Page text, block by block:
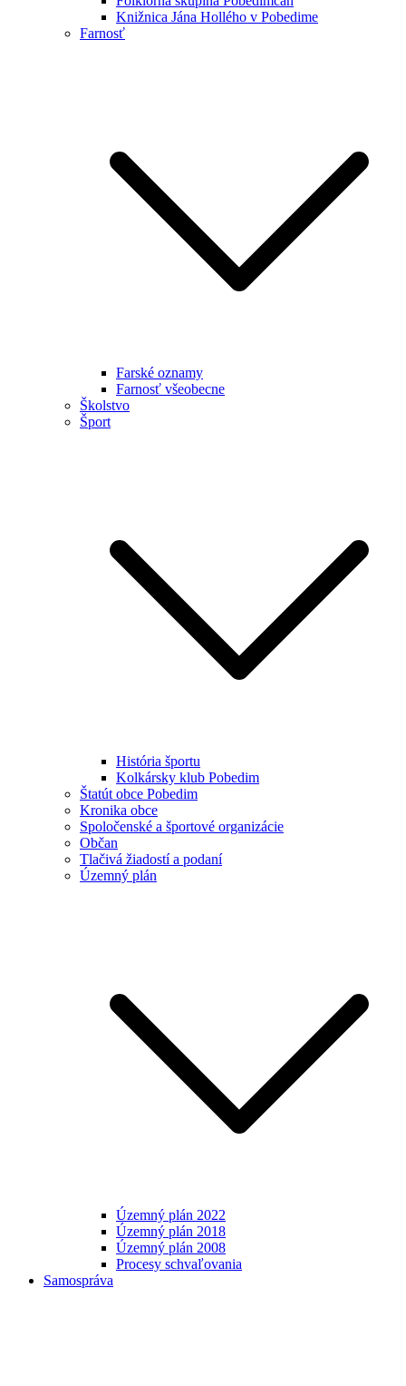
Knižnica Jána Hollého v Pobedime
Farnosť
Farské oznamy
Farnosť všeobecne
Školstvo
Šport
História športu
Kolkársky klub Pobedim
Štatút obce Pobedim
Kronika obce
Spoločenské a športové organizácie
Občan
Tlačivá žiadostí a podaní
Územný plán
Územný plán 2022
Územný plán 2018
Územný plán 2008
Procesy schvaľovania
Samospráva